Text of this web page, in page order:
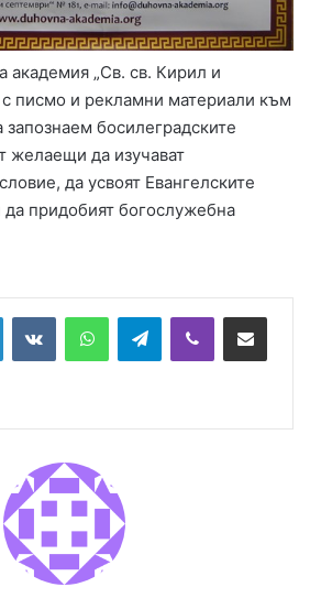
академия „Св. св. Кирил и
писмо и рекламни материали към
босилеградските
желаещи да изучават
да усвоят Евангелските
придобият богослужебна
Telegram